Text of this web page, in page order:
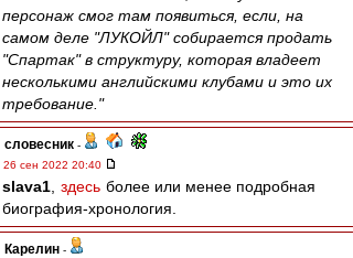
персонаж смог там появиться, если, на
самом деле "ЛУКОЙЛ" собирается продать
"Спартак" в структуру, которая владеет
несколькими английскими клубами и это их
требование."
словесник -
26 сен 2022 20:40
slava1 здесь более или менее подробная
биография-хронология.
Карелин -